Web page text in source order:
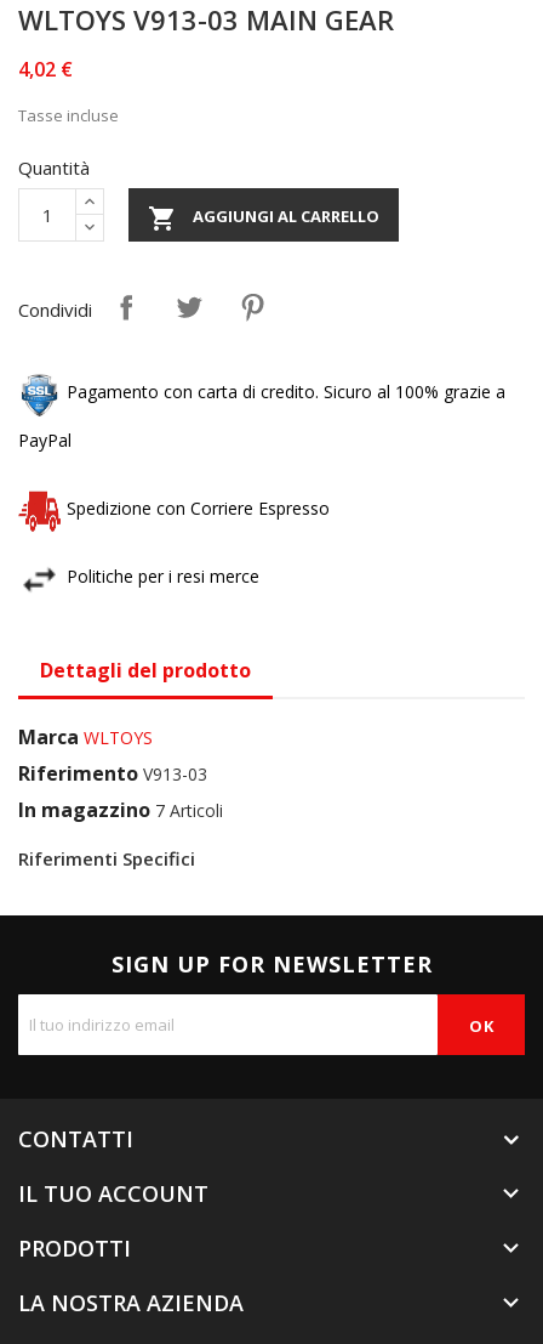
WLTOYS V913-03 MAIN GEAR
4,02 €
Tasse incluse
Quantità
 AGGIUNGI AL CARRELLO
Condividi
Pagamento con carta di credito. Sicuro al 100% grazie a
PayPal
Spedizione con Corriere Espresso
Politiche per i resi merce
Dettagli del prodotto
Marca WLTOYS
Riferimento V913-03
In magazzino 7 Articoli
Riferimenti Specifici
SIGN UP FOR NEWSLETTER
CONTATTI
IL TUO ACCOUNT

PRODOTTI 
LA NOSTRA AZIENDA 